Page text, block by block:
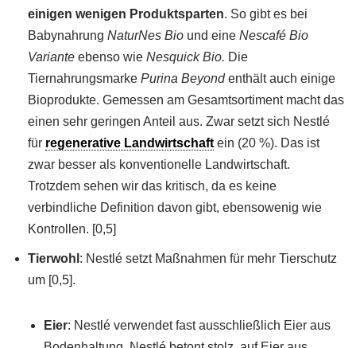
einigen wenigen Produktsparten. So gibt es bei
Babynahrung NaturNes Bio und eine Nescafé Bio
Variante ebenso wie Nesquick Bio. Die
Tiernahrungsmarke Purina Beyondenthält auch einige
Bioprodukte. Gemessen am Gesamtsortiment macht das
einen sehr geringen Anteil aus. Zwar setzt sich Nestlé
für regenerative Landwirtschaft ein (20 %). Das ist
zwar besser als konventionelle Landwirtschaft.
Trotzdem sehen wir das kritisch, da es keine
verbindliche Definition davon gibt, ebensowenig wie
Kontrollen. [0,5]
Tierwohl : Nestlé setzt Maßnahmen für mehr Tierschutz
um [0,5].
Eier: Nestlé verwendet fast ausschließlich Eier aus